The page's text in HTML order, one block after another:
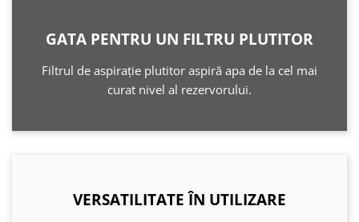
GATA PENTRU UN FILTRU PLUTITOR
Filtrul de aspirație plutitor aspiră apa de la cel mai
curat nivel al rezervorului.
VERSATILITATE ÎN UTILIZARE